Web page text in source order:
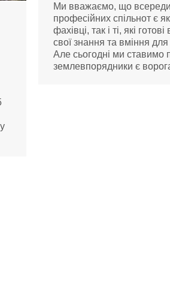
Ми вважаємо, що
професійних спільнот є
фахівці, так і ті, які
свої знання та вміння
Але сьогодні ми
землевпорядники є